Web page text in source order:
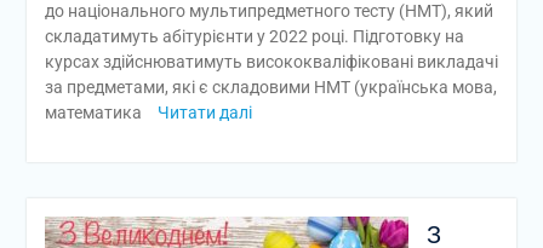
до національного мультипредметного тесту (НМТ), який
складатимуть абітурієнти у 2022 році. Підготовку на
курсах здійснюватимуть висококваліфіковані викладачі
за предметами, які є складовими НМТ (українська мова,
математика
Читати далі
З